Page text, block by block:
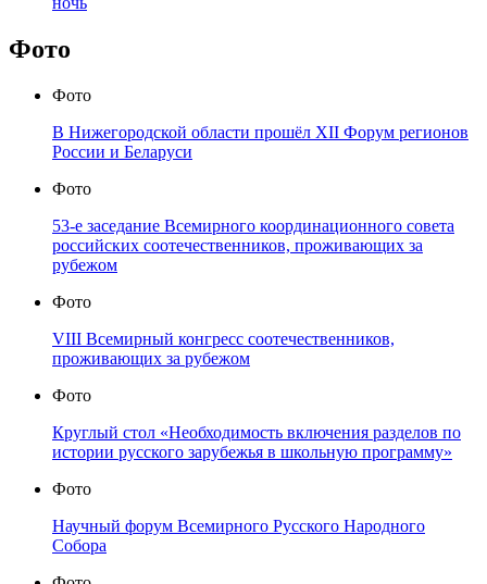
Фото
Фото
В Нижегородской области прошёл XII Форум регионов
России и Беларуси
Фото
53-е заседание Всемирного координационного совета
российских соотечественников, проживающих за
рубежом
Фото
VIII Всемирный конгресс соотечественников,
проживающих за рубежом
Фото
Круглый стол «Необходимость включения разделов по
истории русского зарубежья в школьную программу»
Фото
Научный форум Всемирного Русского Народного
Собора